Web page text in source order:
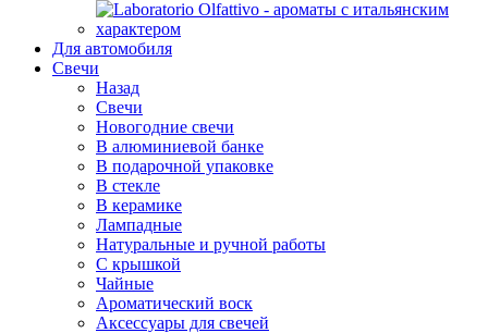
Для автомобиля
Свечи
Назад
Свечи
Новогодние свечи
В алюминиевой банке
В подарочной упаковке
В стекле
В керамике
Лампадные
Натуральные и ручной работы
С крышкой
Чайные
Ароматический воск
Аксессуары для свечей